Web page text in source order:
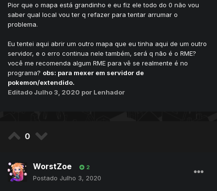
Pior que o mapa está grandinho e eu fiz ele todo do 0 não vou
saber qual local vou ter q refazer para tentar arrumar o
problema.
Eu tentei aqui abrir um outro mapa que eu tinha aqui de um outro
servidor, e o erro continua nele também, será q não é o RME?
você me recomenda algum RME para vê se realmente é no
programa? obs: para mexer em servidor de
pokemon/extendido.
Editado Julho 3, 2020 por Lenhador
0
WorstZoe 2
Postado Julho 3, 2020